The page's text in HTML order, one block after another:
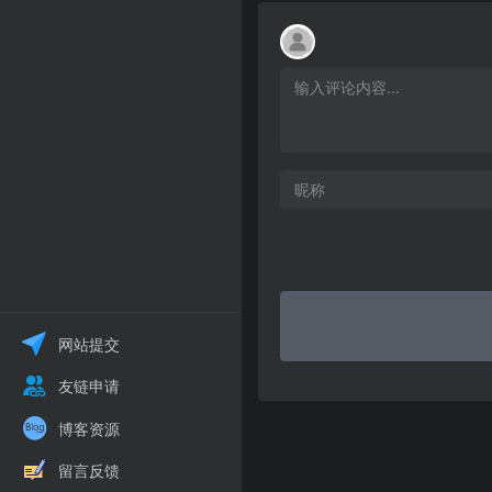
网站提交
友链申请
博客资源
留言反馈